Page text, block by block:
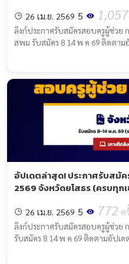
26 เม.ย. 2569 5 1,057
ลิงก์ประกาศรับสมัครสอบครูผู้ช่วย
สพม รับสมัคร 8 14 พ ค 69 ติดตา
อัปเดตล่าสุด! ประกาศรับส
2569 จังหวัดยโสธร (ครบทุก
26 เม.ย. 2569 5 772 ค
ลิงก์ประกาศรับสมัครสอบครูผู้ช่วย
รับสมัคร 8 14 พ ค 69 ติดตามอัปเ